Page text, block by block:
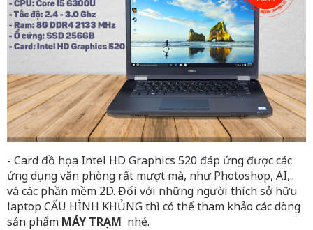
- Card đồ họa Intel HD Graphics 520 đáp ứng được các
ứng dụng văn phòng rất mượt mà, như Photoshop, AI,..
và các phần mềm 2D. Đối với những người thích sở hữu
laptop CẤU HÌNH KHỦNG thì có thể tham khảo các dòng
sản phẩm MÁY TRẠM nhé.